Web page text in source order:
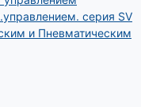
серия SV
и Пневматическим